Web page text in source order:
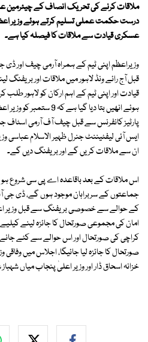
ملاقات کرنے کی تحریک انصاف کے چیئرمین
درست حکمت عملی تسلیم کرتے ہوئے وزیر
عسکری قیادت سے ملاقات کا فیصلہ کیا ہے۔
وزیراعظم اپنی ٹیم کے ہمراہ آرمی چیف اور
قبل آج رائے ونڈ لاہور میں ملاقات اور
قیادت اور اپنی ٹیم کے اہم ارکان کو لاہور طلب
ہوئے انھیں بتا دیا گیا ہے
پارٹیز کانفرنس سے قبل چیف آف آرمی اسٹاف
ایس آئی لیفٹیننٹ جنرل ظہیر الاسلام عباسی
ان سے ملاقات کریں گے اور بریفنگ دیں گے۔
اس ملاقات کے بعد باقاعدہ اے پی سی شروع
جماعتوں کے سربراہان موجود ہوں گے، ڈی
کے حوالے سے خصوصی بریفنگ سے قبل وزیر
امان کی مجموعی صورتحال کا جائزہ لینے
کراچی کی صورتحال اور اس حوالے سے کئے
صورتحال کا جائزہ لیا جائیگا، اجلاس میں وفاقی
خزانہ اسحاق ڈار اور وزیر اعلیٰ پنجاب میاں